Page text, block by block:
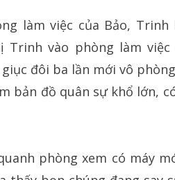
làm việc của Bảo,
Trinh vào phòng làm
đôi ba lần mới vô
bản đồ quân sự khổ lớn,
phòng xem có máy